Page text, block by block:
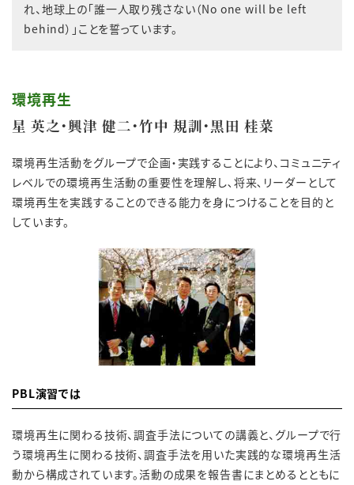
れ、地球上の「誰一人取り残さない（No one will be left
behind）」ことを誓っています。
環境再生
星 英之・興津 健二・竹中 規訓・黒田 桂菜
環境再生活動をグループで企画・実践することにより、コミュニティ
レベルでの環境再生活動の重要性を理解し､将来､リーダーとして
環境再生を実践することのできる能力を身につけることを目的と
しています。
PBL演習では
環境再生に関わる技術、調査手法についての講義と、グループで行
う環境再生に関わる技術、調査手法を用いた実践的な環境再生活
動から構成されています。活動の成果を報告書にまとめるとともに